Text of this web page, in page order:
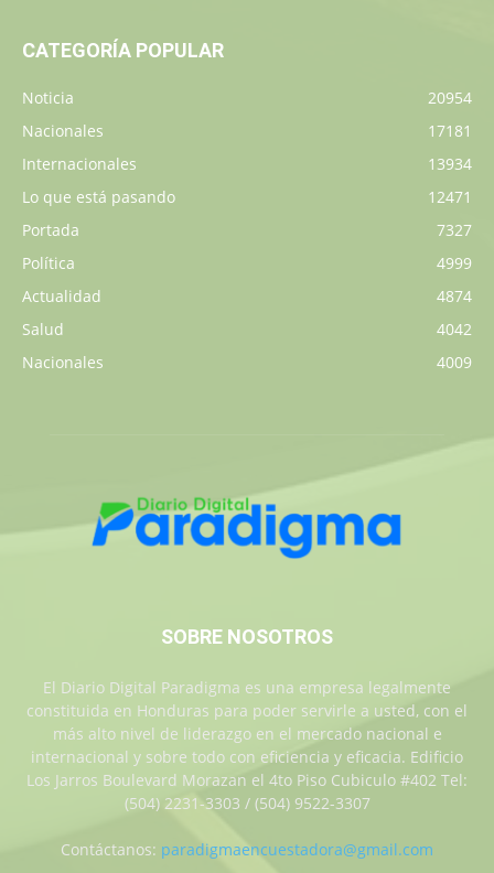
CATEGORÍA POPULAR
Noticia
20954
Nacionales
17181
Internacionales
13934
Lo que está pasando
12471
Portada
7327
Política
4999
Actualidad
4874
Salud
4042
Nacionales
4009
SOBRE NOSOTROS
El Diario Digital Paradigma es una empresa legalmente
constituida en Honduras para poder servirle a usted, con el
más alto nivel de liderazgo en el mercado nacional e
internacional y sobre todo con eficiencia y eficacia. Edificio
Los Jarros Boulevard Morazan el 4to Piso Cubiculo #402 Tel:
(504) 2231-3303 / (504) 9522-3307
Contáctanos: paradigmaencuestadora@gmail.com